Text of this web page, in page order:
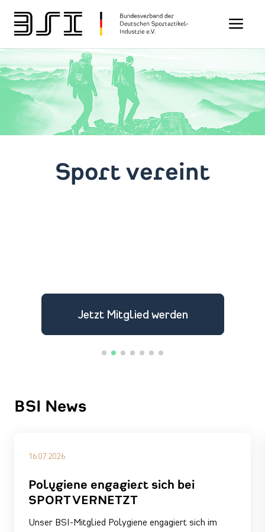
Toggle
Sport vereint
Jetzt Mitglied werden
BSI News
16.07.2026
Polygiene engagiert sich bei
SPORT VERNETZT
Unser BSI-Mitglied Polygiene engagiert sich im